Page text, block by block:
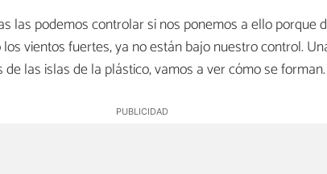
las podemos controlar si nos ponemos a ello porque
vientos fuertes, ya no están bajo nuestro control.
las islas de la plástico, vamos a ver cómo se forman.